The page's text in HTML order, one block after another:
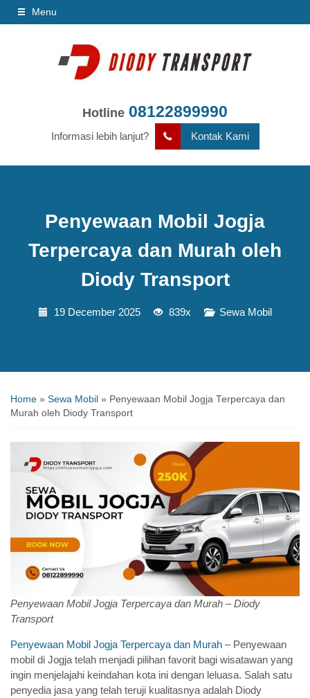
Menu
Hotline 08122899990
Informasi lebih lanjut? Kontak Kami
Penyewaan Mobil Jogja
Terpercaya dan Murah oleh
Diody Transport
19 December 2025 839x Sewa Mobil
Home » Sewa Mobil » Penyewaan Mobil Jogja Terpercaya dan
Murah oleh Diody Transport
Penyewaan Mobil Jogja Terpercaya dan Murah – Diody
Transport
Penyewaan Mobil Jogja Terpercaya dan Murah – Penyewaan
mobil di Jogja telah menjadi pilihan favorit bagi wisatawan yang
ingin menjelajahi keindahan kota ini dengan leluasa. Salah satu
penyedia jasa yang telah teruji kualitasnya adalah Diody